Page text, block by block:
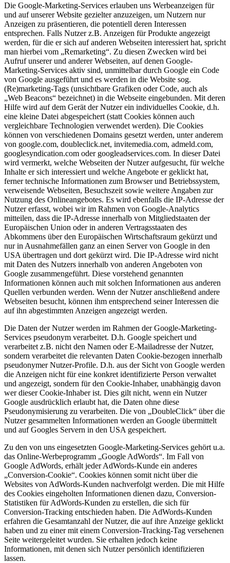
Die Google-Marketing-Services erlauben uns Werbeanzeigen für
und auf unserer Website gezielter anzuzeigen, um Nutzern nur
Anzeigen zu präsentieren, die potentiell deren Interessen
entsprechen. Falls Nutzer z.B. Anzeigen für Produkte angezeigt
werden, für die er sich auf anderen Webseiten interessiert hat, spricht
man hierbei vom „Remarketing“. Zu diesen Zwecken wird bei
Aufruf unserer und anderer Webseiten, auf denen Google-
Marketing-Services aktiv sind, unmittelbar durch Google ein Code
von Google ausgeführt und es werden in die Website sog.
(Re)marketing-Tags (unsichtbare Grafiken oder Code, auch als
„Web Beacons“ bezeichnet) in die Webseite eingebunden. Mit deren
Hilfe wird auf dem Gerät der Nutzer ein individuelles Cookie, d.h.
eine kleine Datei abgespeichert (statt Cookies können auch
vergleichbare Technologien verwendet werden). Die Cookies
können von verschiedenen Domains gesetzt werden, unter anderem
von google.com, doubleclick.net, invitemedia.com, admeld.com,
googlesyndication.com oder googleadservices.com. In dieser Datei
wird vermerkt, welche Webseiten der Nutzer aufgesucht, für welche
Inhalte er sich interessiert und welche Angebote er geklickt hat,
ferner technische Informationen zum Browser und Betriebssystem,
verweisende Webseiten, Besuchszeit sowie weitere Angaben zur
Nutzung des Onlineangebotes. Es wird ebenfalls die IP-Adresse der
Nutzer erfasst, wobei wir im Rahmen von Google-Analytics
mitteilen, dass die IP-Adresse innerhalb von Mitgliedstaaten der
Europäischen Union oder in anderen Vertragsstaaten des
Abkommens über den Europäischen Wirtschaftsraum gekürzt und
nur in Ausnahmefällen ganz an einen Server von Google in den
USA übertragen und dort gekürzt wird. Die IP-Adresse wird nicht
mit Daten des Nutzers innerhalb von anderen Angeboten von
Google zusammengeführt. Diese vorstehend genannten
Informationen können auch mit solchen Informationen aus anderen
Quellen verbunden werden. Wenn der Nutzer anschließend andere
Webseiten besucht, können ihm entsprechend seiner Interessen die
auf ihn abgestimmten Anzeigen angezeigt werden.
Die Daten der Nutzer werden im Rahmen der Google-Marketing-
Services pseudonym verarbeitet. D.h. Google speichert und
verarbeitet z.B. nicht den Namen oder E-Mailadresse der Nutzer,
sondern verarbeitet die relevanten Daten Cookie-bezogen innerhalb
pseudonymer Nutzer-Profile. D.h. aus der Sicht von Google werden
die Anzeigen nicht für eine konkret identifizierte Person verwaltet
und angezeigt, sondern für den Cookie-Inhaber, unabhängig davon
wer dieser Cookie-Inhaber ist. Dies gilt nicht, wenn ein Nutzer
Google ausdrücklich erlaubt hat, die Daten ohne diese
Pseudonymisierung zu verarbeiten. Die von „DoubleClick“ über die
Nutzer gesammelten Informationen werden an Google übermittelt
und auf Googles Servern in den USA gespeichert.
Zu den von uns eingesetzten Google-Marketing-Services gehört u.a.
das Online-Werbeprogramm „Google AdWords“. Im Fall von
Google AdWords, erhält jeder AdWords-Kunde ein anderes
„Conversion-Cookie“. Cookies können somit nicht über die
Websites von AdWords-Kunden nachverfolgt werden. Die mit Hilfe
des Cookies eingeholten Informationen dienen dazu, Conversion-
Statistiken für AdWords-Kunden zu erstellen, die sich für
Conversion-Tracking entschieden haben. Die AdWords-Kunden
erfahren die Gesamtanzahl der Nutzer, die auf ihre Anzeige geklickt
haben und zu einer mit einem Conversion-Tracking-Tag versehenen
Seite weitergeleitet wurden. Sie erhalten jedoch keine
Informationen, mit denen sich Nutzer persönlich identifizieren
lassen.